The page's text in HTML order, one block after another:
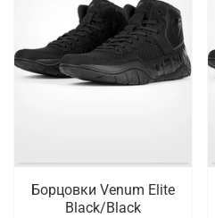
Борцовки Venum Elite
Black/Black